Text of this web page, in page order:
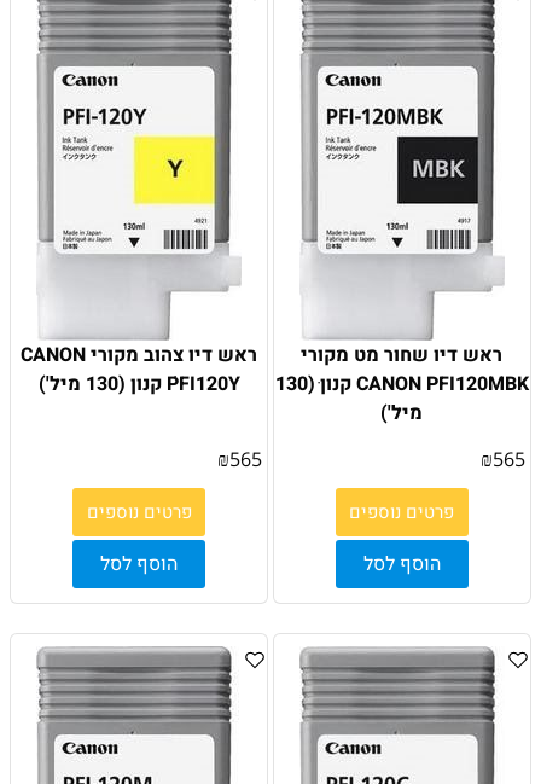
ראש דיו שחור מט מקורי
CANON PFI120MBK קנון ׁ(130
מיל')
₪565
פרטים נוספים
הוסף לסל
ראש דיו צהוב מקורי CANON
PFI120Y ׁקנון (130 מיל')
₪565
פרטים נוספים
הוסף לסל